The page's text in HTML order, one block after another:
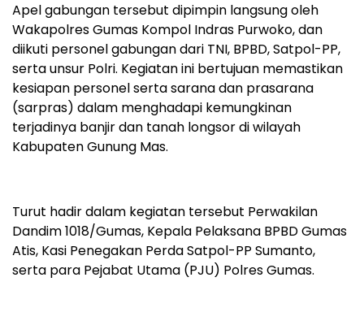
Apel gabungan tersebut dipimpin langsung oleh
Wakapolres Gumas Kompol Indras Purwoko, dan
diikuti personel gabungan dari TNI, BPBD, Satpol-PP,
serta unsur Polri. Kegiatan ini bertujuan memastikan
kesiapan personel serta sarana dan prasarana
(sarpras) dalam menghadapi kemungkinan
terjadinya banjir dan tanah longsor di wilayah
Kabupaten Gunung Mas.
Turut hadir dalam kegiatan tersebut Perwakilan
Dandim 1018/Gumas, Kepala Pelaksana BPBD Gumas
Atis, Kasi Penegakan Perda Satpol-PP Sumanto,
serta para Pejabat Utama (PJU) Polres Gumas.